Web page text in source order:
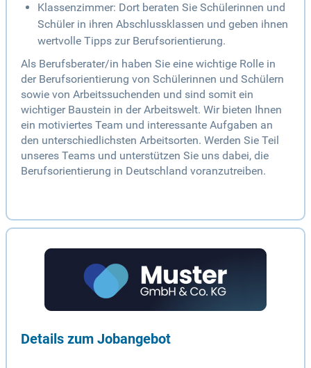
Klassenzimmer: Dort beraten Sie Schülerinnen und
Schüler in ihren Abschlussklassen und geben ihnen
wertvolle Tipps zur Berufsorientierung.
Als Berufsberater/in haben Sie eine wichtige Rolle in
der Berufsorientierung von Schülerinnen und Schülern
sowie von Arbeitssuchenden und sind somit ein
wichtiger Baustein in der Arbeitswelt. Wir bieten Ihnen
ein motiviertes Team und interessante Aufgaben an
den unterschiedlichsten Arbeitsorten. Werden Sie Teil
unseres Teams und unterstützen Sie uns dabei, die
Berufsorientierung in Deutschland voranzutreiben.
Details zum Jobangebot